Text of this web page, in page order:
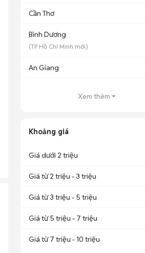
Cần Thơ
Bình Dương
(TP Hồ Chí Minh mới)
An Giang
Xem thêm
Khoảng giá
Giá dưới 2 triệu
Giá từ 2 triệu - 3 triệu
Giá từ 3 triệu - 5 triệu
Giá từ 5 triệu - 7 triệu
Giá từ 7 triệu - 10 triệu